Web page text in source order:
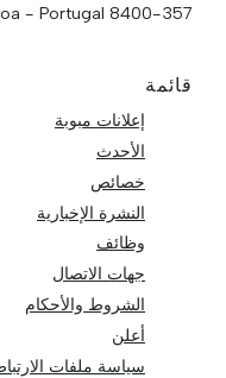
8400-357 Lagoa - Portugal
قائمة
إعلانات مبوبة
الأحدث
خصائص
النشرة الإخبارية
وظائف
جهات الاتصال
الشروط والأحكام
أعلن
سياسة ملفات